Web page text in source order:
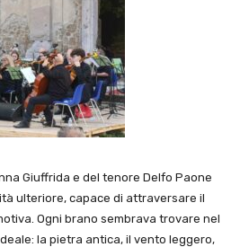
Giuffrida e del tenore Delfo Paone
ulteriore, capace di attraversare il
Ogni brano sembrava trovare nel
la pietra antica, il vento leggero,